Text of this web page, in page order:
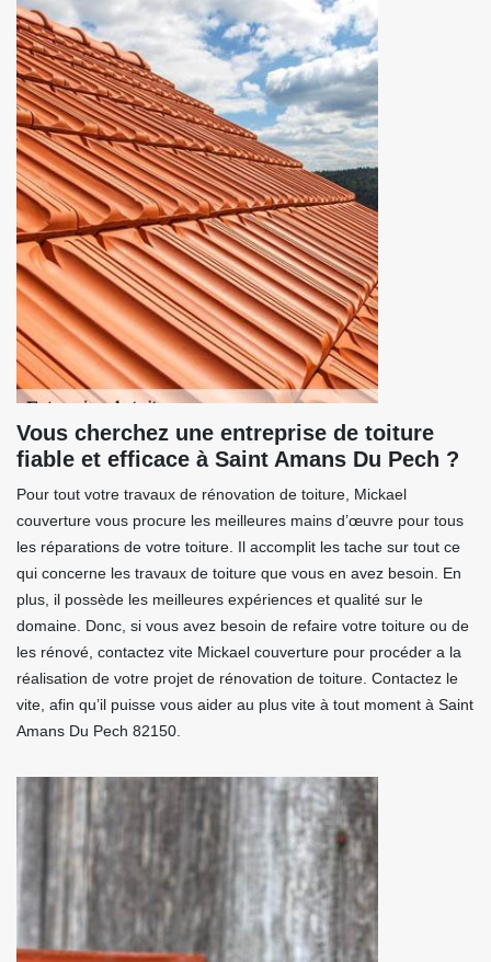
Vous cherchez une entreprise de toiture
fiable et efficace à Saint Amans Du Pech ?
Pour tout votre travaux de rénovation de toiture, Mickael
couverture vous procure les meilleures mains d’œuvre pour tous
les réparations de votre toiture. Il accomplit les tache sur tout ce
qui concerne les travaux de toiture que vous en avez besoin. En
plus, il possède les meilleures expériences et qualité sur le
domaine. Donc, si vous avez besoin de refaire votre toiture ou de
les rénové, contactez vite Mickael couverture pour procéder a la
réalisation de votre projet de rénovation de toiture. Contactez le
vite, afin qu’il puisse vous aider au plus vite à tout moment à Saint
Amans Du Pech 82150.